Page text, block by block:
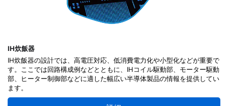
IH炊飯器
IH炊飯器の設計では、高電圧対応、低消費電力化や小型化などが重要で
す。ここでは回路構成例などとともに、IHコイル駆動部、モーター駆動
部、ヒーター制御部などに適した幅広い半導体製品の情報を提供してい
ます。